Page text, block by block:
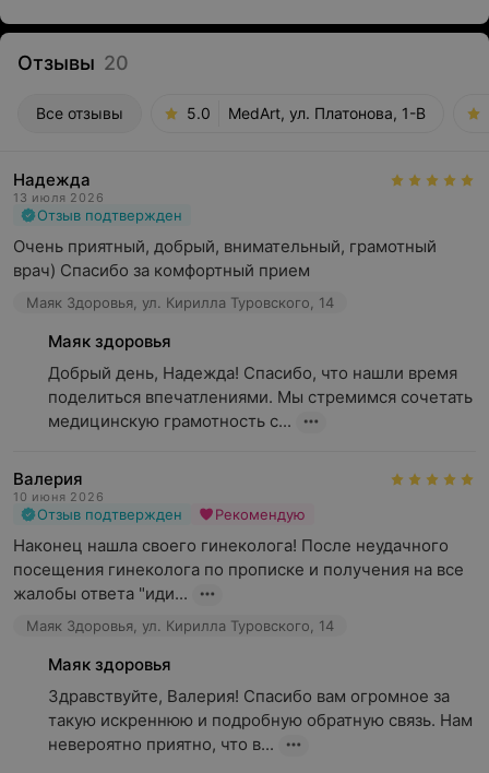
Отзывы 20
Все отзывы 5.0 MedArt, ул. Платонова, 1-В
Надежда
13 июля 2026
Отзыв подтвержден
Очень приятный, добрый, внимательный, грамотный
врач) Спасибо за комфортный прием
Маяк Здоровья, ул. Кирилла Туровского, 14
Маяк здоровья
Добрый день, Надежда! Спасибо, что нашли время
поделиться впечатлениями. Мы стремимся сочетать
медицинскую грамотность с...
Валерия
10 июня 2026
Отзыв подтвержден Рекомендую
Наконец нашла своего гинеколога! После неудачного
посещения гинеколога по прописке и получения на все
жалобы ответа "иди...
Маяк Здоровья, ул. Кирилла Туровского, 14
Маяк здоровья
Здравствуйте, Валерия! Спасибо вам огромное за
такую искреннюю и подробную обратную связь. Нам
невероятно приятно, что в...